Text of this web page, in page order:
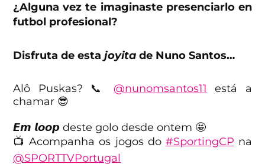
¿Alguna vez te imaginaste presenciarlo en
futbol profesional?
Disfruta de estajoyita de Nuno Santos…
Alô Puskas? 📞 @nunomsantos11
está a
chamar 😎
𝙀𝙢 𝙡𝙤𝙤𝙥 deste golo desde ontem 🤩
📺 Acompanha os jogos do #SportingCP na
@SPORTTVPortugal